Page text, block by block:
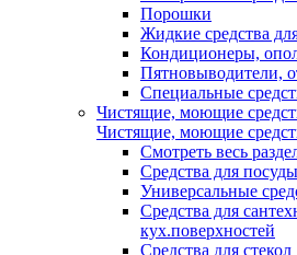
Порошки
Жидкие средства
Кондиционеры,
Пятновыводители,
Специальные
Чистящие, моющие
Чистящие, моющие
Смотреть весь
Средства для посуды
Универсальные
Средства для
кух.поверхностей
Средства для стекол